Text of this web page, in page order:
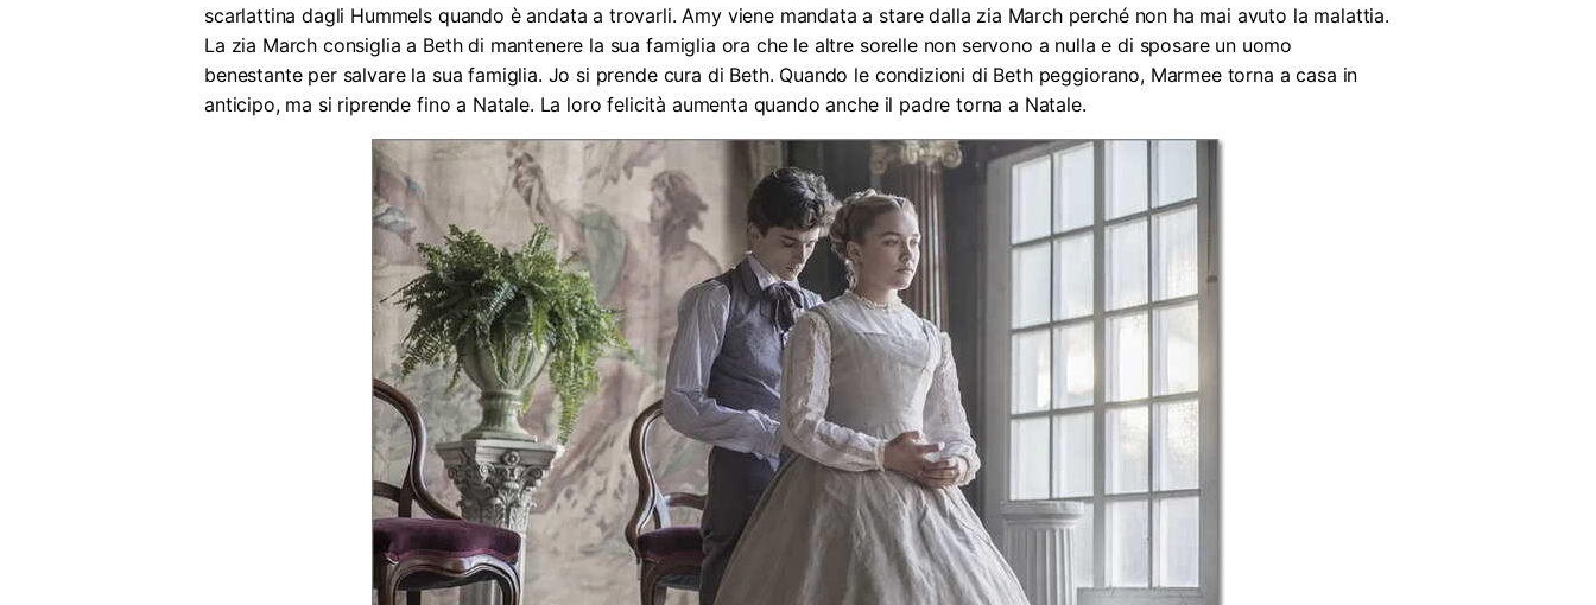
scarlattina dagli Hummels quando è andata a trovarli. Amy viene mandata a stare dalla zia March perché non ha mai avuto la malattia.
La zia March consiglia a Beth di mantenere la sua famiglia ora che le altre sorelle non servono a nulla e di sposare un uomo
benestante per salvare la sua famiglia. Jo si prende cura di Beth. Quando le condizioni di Beth peggiorano, Marmee torna a casa in
anticipo, ma si riprende fino a Natale. La loro felicità aumenta quando anche il padre torna a Natale.